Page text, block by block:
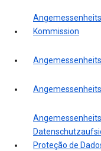
Kommission
Proteção de